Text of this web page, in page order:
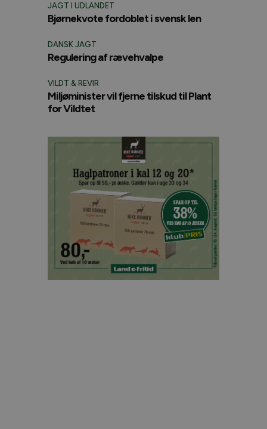
JAGT I UDLANDET
Bjørnekvote fordoblet i svensk len
DANSK JAGT
Regulering af rævehvalpe
VILDT & REVIR
Miljøminister vil fjerne tilskud til Plant
for Vildtet